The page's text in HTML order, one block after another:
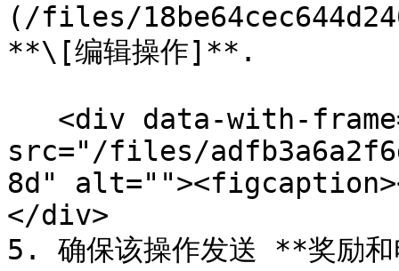
(/files/
**\[编辑操作]**.
src="/files/
8d"
</div>
5. 确保该操作发送 **奖励